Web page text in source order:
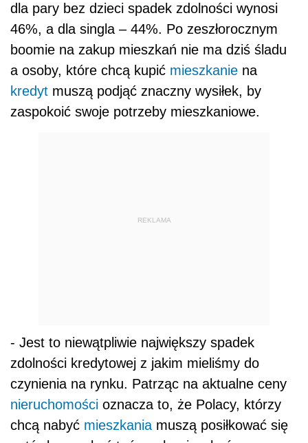
dla pary bez dzieci spadek zdolności wynosi
46%, a dla singla – 44%. Po zeszłorocznym
boomie na zakup mieszkań nie ma dziś śladu
a osoby, które chcą kupić mieszkanie na
kredyt muszą podjąć znaczny wysiłek, by
zaspokoić swoje potrzeby mieszkaniowe.
REKLAMA
- Jest to niewątpliwie największy spadek
zdolności kredytowej z jakim mieliśmy do
czynienia na rynku. Patrząc na aktualne ceny
nieruchomości oznacza to, że Polacy, którzy
chcą nabyć mieszkania muszą posiłkować się